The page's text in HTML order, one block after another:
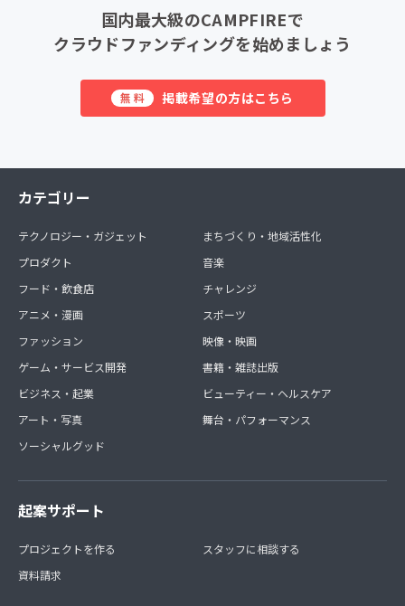
国内最大級のCAMPFIREで
クラウドファンディングを始めましょう
無料 掲載希望の方はこちら
カテゴリー
テクノロジー・ガジェット
プロダクト
フード・飲食店
アニメ・漫画
ファッション
ゲーム・サービス開発
ビジネス・起業
アート・写真
ソーシャルグッド
まちづくり・地域活性化
音楽
チャレンジ
スポーツ
映像・映画
書籍・雑誌出版
ビューティー・ヘルスケア
舞台・パフォーマンス
起案サポート
プロジェクトを作る
資料請求
スタッフに相談する